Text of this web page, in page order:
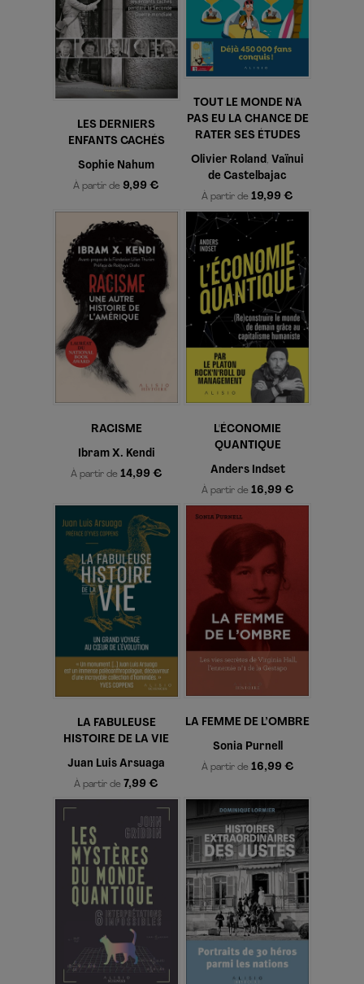
LES DERNIERS
ENFANTS CACHÉS
Sophie Nahum
À partir de9,99 €
TOUT LE MONDE N'A
PAS EU LA CHANCE DE
RATER SES ÉTUDES
Olivier Roland , Vaïnui
de Castelbajac
À partir de19,99 €
RACISME
Ibram X. Kendi
À partir de 14,99 €
L'ÉCONOMIE
QUANTIQUE
Anders Indset
À partir de 16,99 €
LA FABULEUSE
HISTOIRE DE LA VIE
Juan Luis Arsuaga
À partir de 7,99 €
LA FEMME DE L’OMBRE
Sonia Purnell
À partir de 16,99 €